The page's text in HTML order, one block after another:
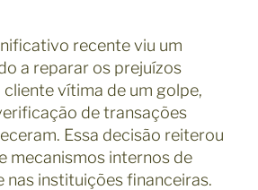
recente viu um
a reparar os prejuízos
vítima de um golpe,
de transações
Essa decisão reiterou
mecanismos internos de
nas instituições financeiras.